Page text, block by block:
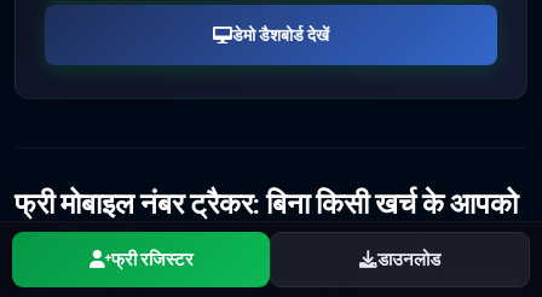
डेमो डैशबोर्ड देखें
फ्री मोबाइल नंबर ट्रैकर: बिना किसी खर्च के आपको
क्या मिलता है
SpyHuman एक फ्रीमियम मॉडल पर चलता है।फ्री मोबाइल नंबर ट्रैकर
फ्री रजिस्टर डाउनलोड